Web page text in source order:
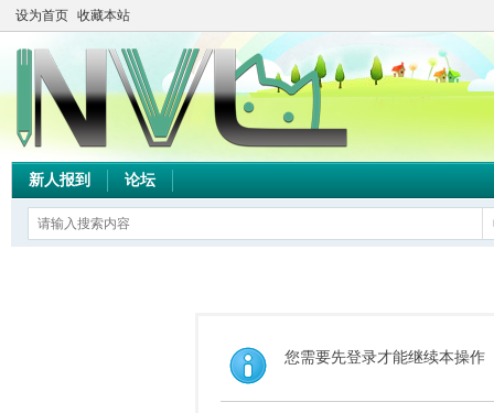
设为首页 收藏本站
新人报到 论坛
您需要先登录才能继续本操作